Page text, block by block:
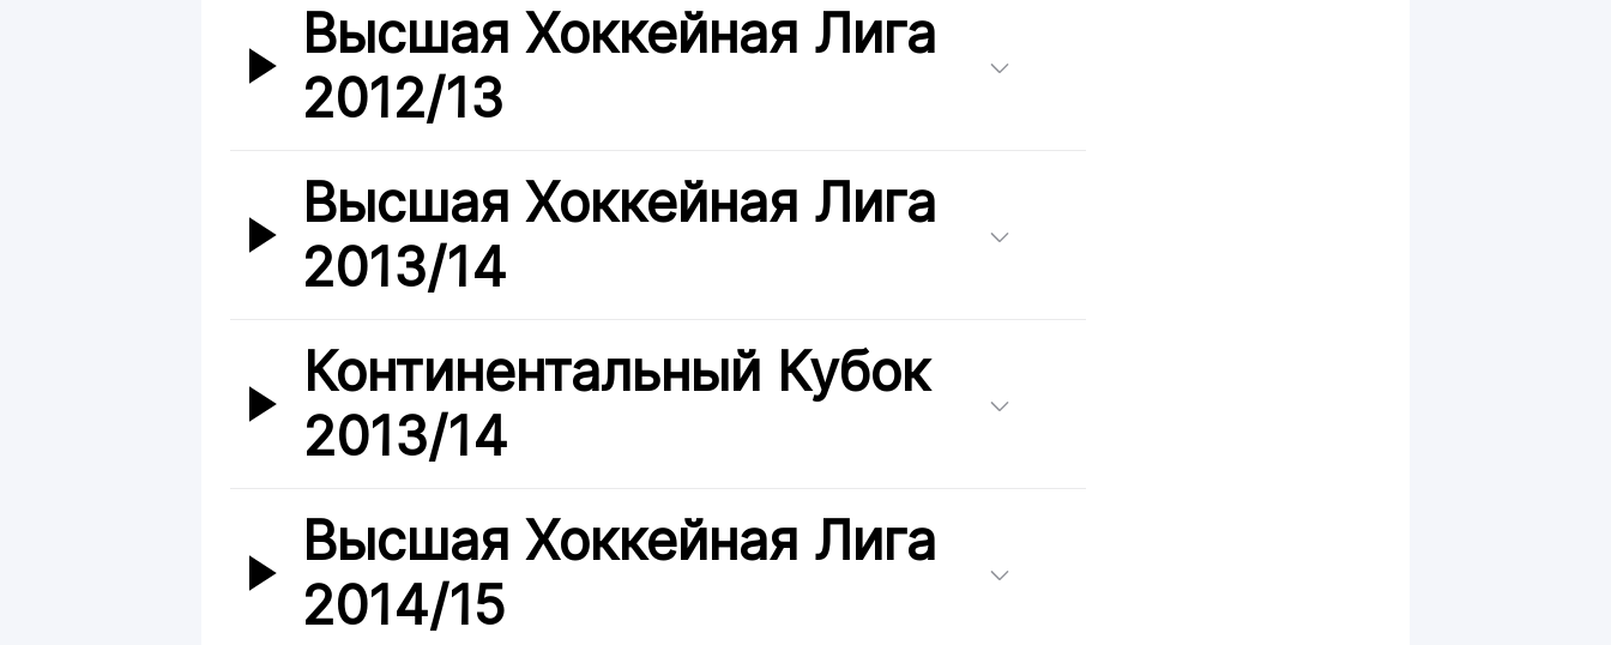
Высшая Хоккейная Лига
2012/13
Высшая Хоккейная Лига
2013/14
Континентальный Кубок
2013/14
Высшая Хоккейная Лига
2014/15